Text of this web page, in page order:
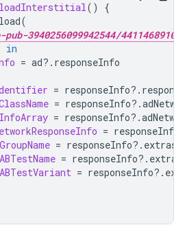
loadInterstitial()
{
load(
3940256099942544/4411468910
in
= ad?. responseInfo
= responseInfo?.
= responseInfo?.
= responseInfo?.
= responseInfo
= responseInfo?.
= responseInfo?.
= responseInfo?.